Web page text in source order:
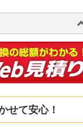
せて安心！